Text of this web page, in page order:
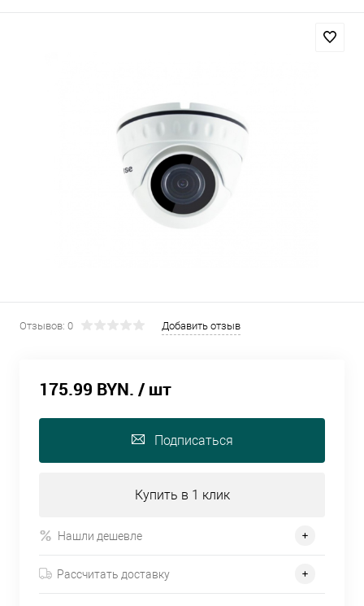
Отзывов: 0 Добавить отзыв
175.99 BYN. / шт
Подписаться
Купить в 1 клик
Нашли дешевле
Рассчитать доставку